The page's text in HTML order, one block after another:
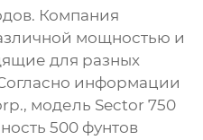
. Компания
мощностью и
для разных
информации
модель Sector 750
500 фунтов